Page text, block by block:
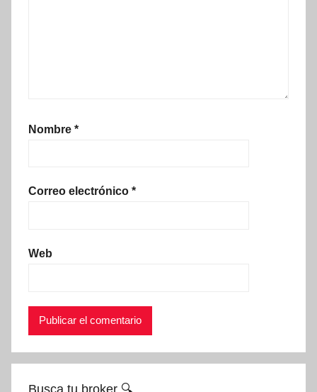
Nombre *
Correo electrónico *
Web
Busca tu broker 🔍